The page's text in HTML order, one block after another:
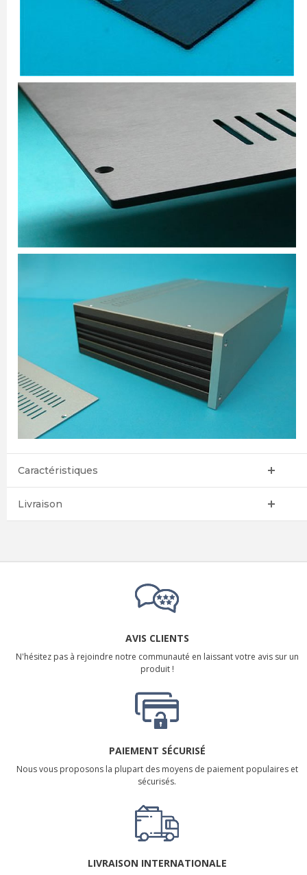
Caractéristiques
Livraison
AVIS CLIENTS
N'hésitez pas à rejoindre notre communauté en laissant votre avis sur un
produit !
PAIEMENT SÉCURISÉ
Nous vous proposons la plupart des moyens de paiement populaires et
sécurisés.
LIVRAISON INTERNATIONALE